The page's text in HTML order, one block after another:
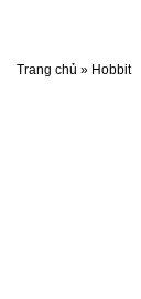
Trang chủ » Hobbit